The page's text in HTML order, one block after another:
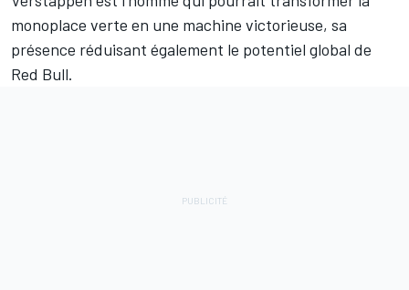
monoplace verte en une machine victorieuse, sa
présence réduisant également le potentiel global de
Red Bull.